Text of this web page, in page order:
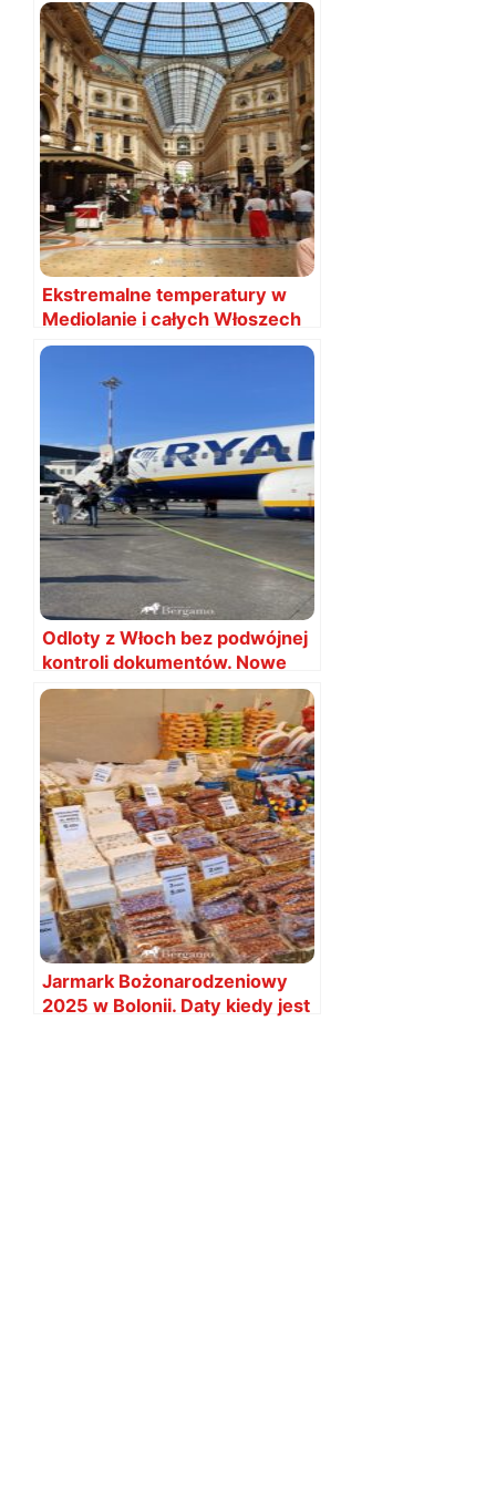
Ekstremalne temperatury w
Mediolanie i całych Włoszech
Odloty z Włoch bez podwójnej
kontroli dokumentów. Nowe
prawo
Jarmark Bożonarodzeniowy
2025 w Bolonii. Daty kiedy jest